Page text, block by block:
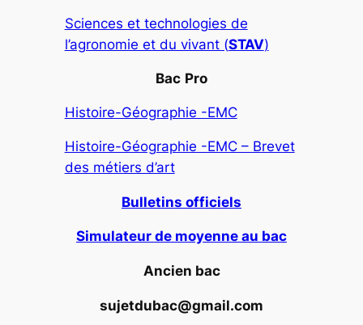
Sciences et technologies de
l’agronomie et du vivant (STAV)
Bac Pro
Histoire-Géographie -EMC
Histoire-Géographie -EMC – Brevet
des métiers d’art
Bulletins officiels
Simulateur de moyenne au bac
Ancien bac
sujetdubac@gmail.com